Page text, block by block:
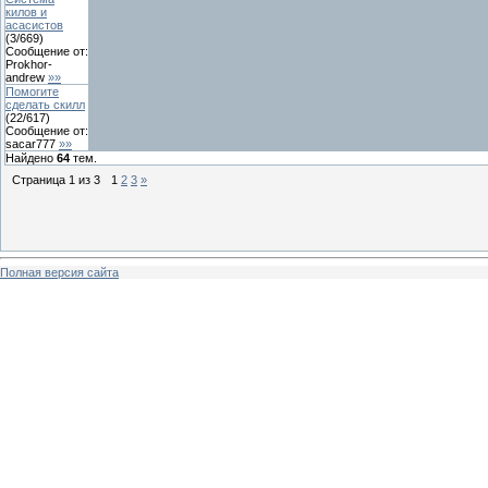
килов и
асасистов
(3/669)
Сообщение от:
Prokhor-
andrew »»
Помогите
сделать скилл
(22/617)
Сообщение от:
sacar777 »»
Найдено 64 тем.
Страница 1 из 3 1 2 3 »
Полная версия сайта